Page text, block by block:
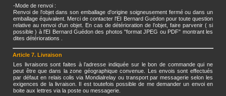
-Mode de renvoi :
Renvoi de l'objet dans son emballage d'origine soigneusement fermé ou dans un
emballage équivalent. Merci de contacter l'EI Bernard Guédon pour toute question
relative au renvoi d'un objet. En cas de détérioration de l’objet, faire parvenir ( si
possible ) à l'EI Bernard Guédon des photos "format JPEG ou PDF" montrant les
dites détériorations .
Article 7. Livraison
Les livraisons sont faites à l’adresse indiquée sur le bon de commande qui ne
peut être que dans la zone géographique convenue. Les envois sont effectués
par défaut en relais colis via Mondialrelay ou transport par messagerie selon les
exigences de la livraison. Il est toutefois possible de me demander un envoi en
boite aux lettres via la poste ou messagerie.